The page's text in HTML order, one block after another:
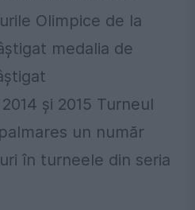
Olimpice de la
medalia de
și 2015 Turneul
un număr
în turneele din seria